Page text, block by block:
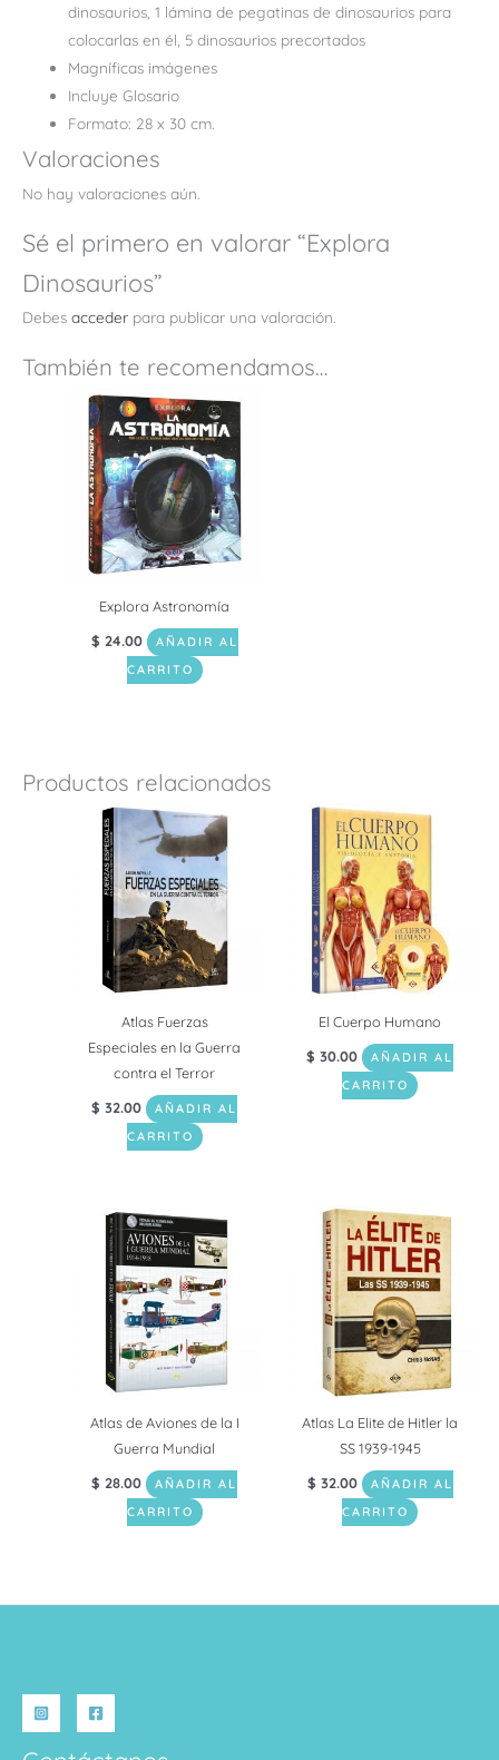
dinosaurios, 1 lámina de pegatinas de dinosaurios para
colocarlas en él, 5 dinosaurios precortados
Magníficas imágenes
Incluye Glosario
Formato: 28 x 30 cm.
Valoraciones
No hay valoraciones aún.
Sé el primero en valorar “Explora
Dinosaurios”
Debes acceder para publicar una valoración.
También te recomendamos…
Explora Astronomía
$ 24.00
AÑADIR AL
CARRITO
Productos relacionados
Atlas Fuerzas
Especiales en la Guerra
contra el Terror
$ 32.00
AÑADIR AL
CARRITO
El Cuerpo Humano
$ 30.00
AÑADIR AL
CARRITO
Atlas de Aviones de la I
Guerra Mundial
$ 28.00
AÑADIR AL
CARRITO
Atlas La Elite de Hitler la
SS 1939-1945
$ 32.00
AÑADIR AL
CARRITO